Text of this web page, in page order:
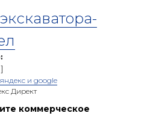
и google
Директ
коммерческое